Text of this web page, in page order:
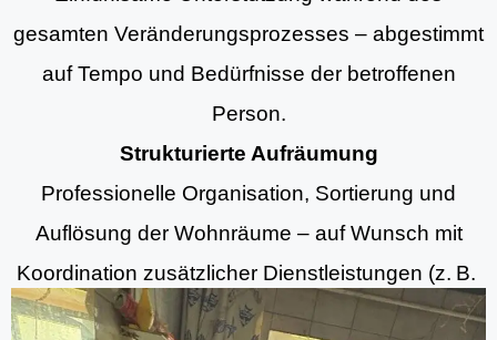
gesamten Veränderungsprozesses – abgestimmt
auf Tempo und Bedürfnisse der betroffenen
Person.
Strukturierte Aufräumung
Professionelle Organisation, Sortierung und
Auflösung der Wohnräume – auf Wunsch mit
Koordination zusätzlicher Dienstleistungen (z. B.
Aufräumung, Entrümpelungsdiensten und